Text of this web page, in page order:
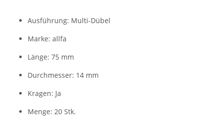
Ausführung: Multi-Dübel
Marke: allfa
Länge: 75 mm
Durchmesser: 14 mm
Kragen: Ja
Menge: 20 Stk.